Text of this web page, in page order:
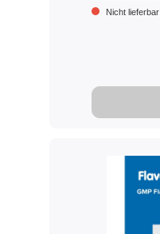
Nicht lieferbar